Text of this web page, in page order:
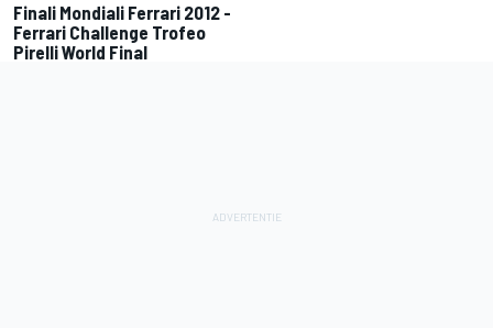
Finali Mondiali Ferrari 2012 -
Ferrari Challenge Trofeo
Pirelli World Final